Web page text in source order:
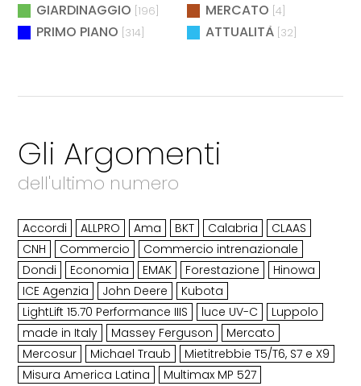
GIARDINAGGIO [196] MERCATO [4]
PRIMO PIANO [314] ATTUALITÀ [32]
Gli Argomenti
dell'ultimo numero
Accordi ALLPRO Ama BKT Calabria
CLAAS
CNH
Commercio
Commercio intrenazionale
Dondi
Economia EMAK Forestazione
Hinowa
ICE Agenzia
John Deere
Kubota
LightLift 15.70 Performance IIIS
luce UV-C
Luppolo
made in Italy
Massey Ferguson
Mercato
Mercosur
Michael Traub
Mietitrebbie T5/T6, S7 e X9
Misura America Latina
Multimax MP 527